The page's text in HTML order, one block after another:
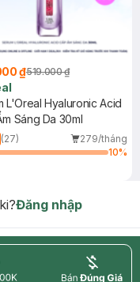
₫519.000 ₫
L'Oreal Hyaluronic Acid
Sáng Da 30ml
(27)
279/tháng
10%
Đăng nhập